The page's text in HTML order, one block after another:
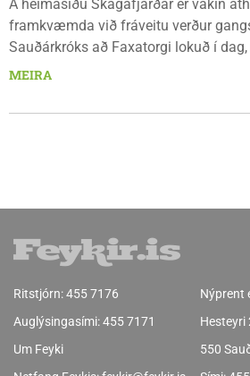
Á heimasíðu Skagafjarðar er vakin
framkvæmda við fráveitu verður
Sauðárkróks að Faxatorgi lokuð í
ágúst, og á morgun, fimmtudaginn 6.
MEIRA
Ritstjórn:455 7176
Auglýsingasími:455 7171
Um Feyki
Nýprent
Hesteyri
550